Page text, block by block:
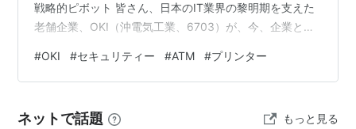
戦略的ピボット 皆さん、日本のIT業界の黎明期を支えた
老舗企業、OKI（沖電気工業、6703）が、今、企業とし
への大転身を加速させていることをご存じでしょうか。
OKIは、長らくATMやプリンターといった市場が成熟した
とで抜本的な構造改革を進めています。その戦略は、成
#OKI #セキュリティー #ATM #プリンター
ネットで話題 もっと見る